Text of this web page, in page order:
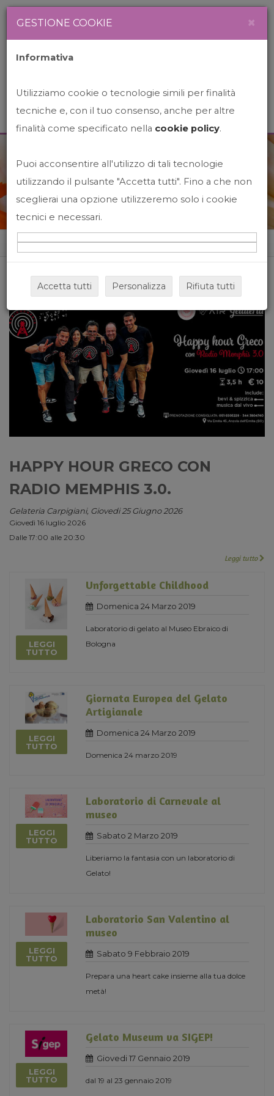
News&Events
Home News&events
HAPPY HOUR GRECO CON
RADIO MEMPHIS 3.0.
Gelateria Carpigiani, Giovedi 25 Giugno 2026
Giovedì 16 luglio 2026
Dalle 17:00 alle 20:30
Leggi tutto
LEGGI
TUTTO
Unforgettable Childhood
Domenica 24 Marzo 2019
Laboratorio di gelato al Museo Ebraico di
Bologna
LEGGI
TUTTO
Giornata Europea del Gelato
Artigianale
Domenica 24 Marzo 2019
Domenica 24 marzo 2019
LEGGI
TUTTO
Laboratorio di Carnevale al
museo
Sabato 2 Marzo 2019
Liberiamo la fantasia con un laboratorio di
Gelato!
LEGGI
TUTTO
Laboratorio San Valentino al
museo
Sabato 9 Febbraio 2019
Prepara una heart cake insieme alla tua dolce
metà!
LEGGI
TUTTO
Gelato Museum va SIGEP!
Giovedi 17 Gennaio 2019
dal 19 al 23 gennaio 2019
GESTIONE COOKIE ×
Informativa
Utilizziamo cookie o tecnologie simili per finalità
tecniche e, con il tuo consenso, anche per altre
finalità come specificato nella cookie policy.
Puoi acconsentire all'utilizzo di tali tecnologie
utilizzando il pulsante "Accetta tutti". Fino a che non
sceglierai una opzione utilizzeremo solo i cookie
tecnici e necessari.
Accetta tutti Personalizza Rifiuta tutti